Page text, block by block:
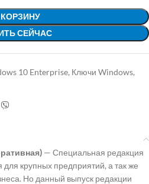
КОРЗИНУ
СЕЙЧАС
10 Enterprise, Ключи Windows,
— Специальная редакция
крупных предприятий, а так же
Но данный выпуск редакции